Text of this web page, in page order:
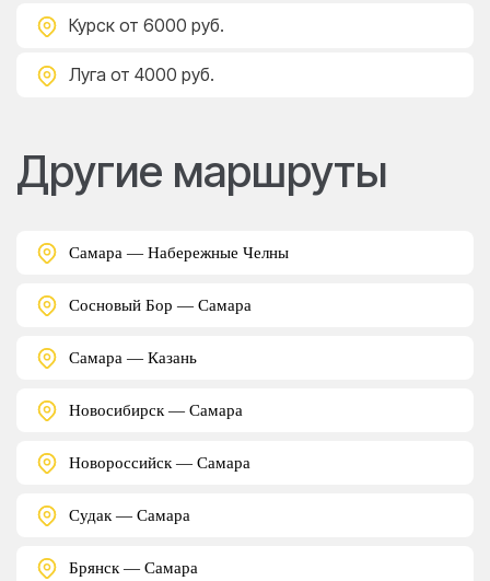
Курск от 6000 руб.
Луга от 4000 руб.
Другие маршруты
Самара — Набережные Челны
Сосновый Бор — Самара
Самара — Казань
Новосибирск — Самара
Новороссийск — Самара
Судак — Самара
Брянск — Самара